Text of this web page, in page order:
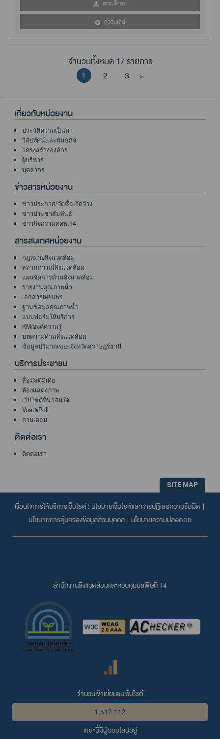
ดาวน์โหลด
ดูออนไลน์
จำนวนทั้งหมด 17 รายการ
1
2 3 >
เกี่ยวกับหน่วยงาน
ประวัติความเป็นมา
วิสัยทัศน์และพันธกิจ
โครงสร้างองค์กร
ผู้บริหาร
บุคลากร
ข่าวสารหน่วยงาน
ข่าวประกาศ/จัดซื้อ-จัดจ้าง
ข่าวประชาสัมพันธ์
ข่าวกิจกรรมสคพ.14
สารสนเทศหน่วยงาน
กฎหมายสิ่งแวดล้อม
สถานการณ์สิงแวดล้อม
แผนจัดการด้านสิ่งแวดล้อม
รายงานคุณภาพน้ำ
เอกสารเผยแพร่
ฐานข้อมูลคุณภาพน้ำ
แบบฟอร์มให้บริการ
KM/องค์ความรู้
บทความด้านสิ่งแวดล้อม
ข้อมูลปริมาณขยะจังหวัดสุราษฎร์ธานี
บริการประชาชน
สื่อมัลติมีเดีย
ห้องแสดงภาพ
เว็บไซต์ที่น่าสนใจ
Voat&Poll
ถาม-ตอบ
ติดต่อเรา
ติดต่อเรา
SITE MAP
เงื่อนไขการให้บริการเว็บไซต์ : นโยบายเว็บไซต์และการปฏิเสธความรับผิด |
นโยบายการคุ้มครองข้อมูลส่วนบุคคล | นโยบายความปลอดภัย
สำนักงานสิ่งแวดล้อมและควบคุมมลพิษที่ 14
จำนวนเข้าเยี่ยมชมเว็บไซต์
1,512,112
ขณะนี้มีผู้ออนไลน์อยู่